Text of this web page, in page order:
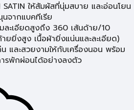
ให้สัมผัสที่นุ่มสบาย และอ่อนโยน
จากแบคทีเรีย
ละเอียดสูงถึง 360 เส้นด้าย/10
ยยิ่งสูง เนื้อผ้ายิ่งแน่นและละเอียด)
และสวยงามให้กับเครื่องนอน พร้อม
ารพักผ่อนได้อย่างลงตัว